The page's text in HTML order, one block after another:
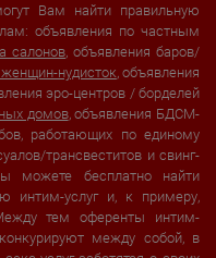
Вам найти правильную
объявления по частным
салонов, объявления баров/
нудисток, объявления
эро-центров / борделей
домов, объявления БДСМ-
работающих по единому
трансвеститов и свинг-
можете бесплатно найти
интим-услуг и, к примеру,
тем оференты интим-
между собой, в